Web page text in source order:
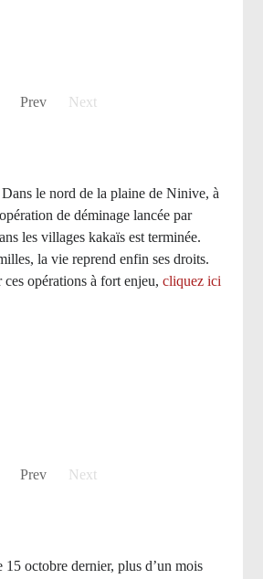
Prev Next
Dans le nord de la plaine de Ninive, à
de déminage lancée par
les villages kakaïs est terminée.
la vie reprend enfin ses droits.
opérations à fort enjeu, cliquez ici
Prev Next
15 octobre dernier, plus d’un mois